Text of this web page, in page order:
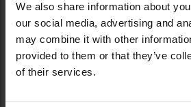
We also share information about
our social media, advertising and
may combine it with other
provided to them or that they’ve
of their services.
Victorinox.